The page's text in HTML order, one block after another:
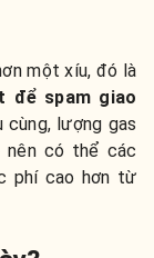
một xíu, đó là
để spam giao
lượng gas
nên có thể các
phí cao hơn từ